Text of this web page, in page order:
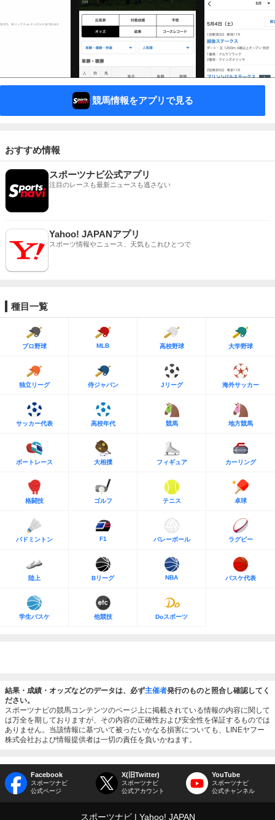
競馬情報をアプリで見る
おすすめ情報
スポーツナビ公式アプリ
注目のレースも最新ニュースも逃さない
Yahoo! JAPANアプリ
スポーツ情報やニュース、天気もこれひとつで
種目一覧
プロ野球 MLB 高校野球 大学野球
独立リーグ 侍ジャパン Jリーグ 海外サッカー
サッカー代表 高校年代 競馬 地方競馬
ボートレース 大相撲 フィギュア カーリング
格闘技 ゴルフ テニス 卓球
バドミントン F1 バレーボール ラグビー
陸上 Bリーグ NBA バスケ代表
学生バスケ 他競技 Doスポーツ
結果・成績・オッズなどのデータは、必ず主催者発行のものと照合し確認してく
ださい。
スポーツナビの競馬コンテンツのページ上に掲載されている情報の内容に関して
は万全を期しておりますが、その内容の正確性および安全性を保証するものでは
ありません。当該情報に基づいて被ったいかなる損害についても、LINEヤフー
株式会社および情報提供者は一切の責任を負いかねます。
Facebook
スポーツナビ
公式ページ
X(旧Twitter)
スポーツナビ
公式アカウント
YouTube
スポーツナビ
公式チャンネル
スポーツナビ Yahoo! JAPAN